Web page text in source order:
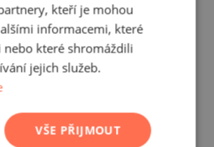
FRENCH
POLISH
CZECH
kteří je mohou
informacemi, které
které shromáždili
jejich služeb.
VŠE PŘIJMOUT